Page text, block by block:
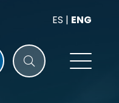
ES | ENG